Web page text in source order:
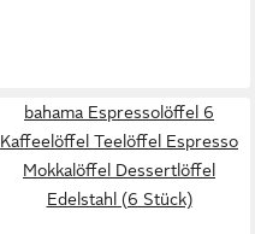
bahama Espressolöffel 6
Kaffeelöffel Teelöffel Espresso
Mokkalöffel Dessertlöffel
Edelstahl (6 Stück)